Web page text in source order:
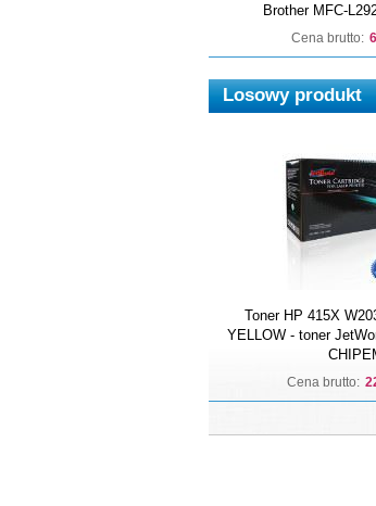
Brother MFC-
Cena brutto:
Losowy produkt
Toner HP 415X
YELLOW - toner
Cena brutto: